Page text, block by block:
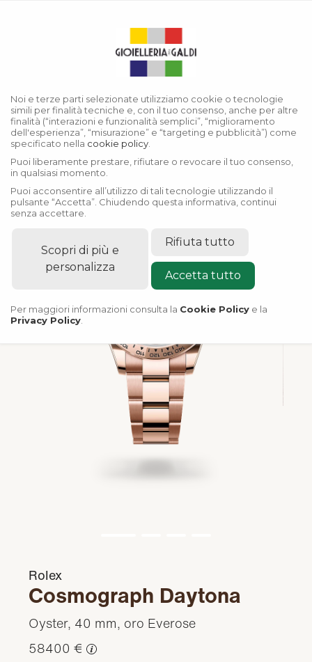
Collezione Cosmograph Daytona
Rolex
Cosmograph Daytona
Oyster, 40 mm, oro Everose
58400 €
Noi e terze parti selezionate utilizziamo cookie o tecnologie
simili per finalità tecniche e, con il tuo consenso, anche per altre
finalità (“interazioni e funzionalità semplici”, “miglioramento
dell'esperienza”, “misurazione” e “targeting e pubblicità”) come
specificato nella cookie policy
Puoi liberamente prestare, rifiutare o revocare il tuo consenso,
in qualsiasi momento.
Puoi acconsentire all’utilizzo di tali tecnologie utilizzando il
pulsante “Accetta”. Chiudendo questa informativa, continui
senza accettare.
Scopri di più e
personalizza
Rifiuta tutto
Accetta tutto
Per maggiori informazioni consulta la Cookie Policy e la
Privacy Policy